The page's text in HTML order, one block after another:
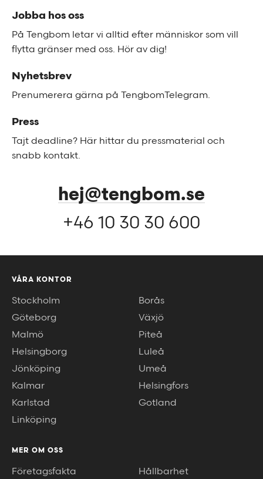
Jobba hos oss
På Tengbom letar vi alltid efter människor som vill
flytta gränser med oss. Hör av dig!
Nyhetsbrev
Prenumerera gärna på TengbomTelegram.
Press
Tajt deadline? Här hittar du pressmaterial och
snabb kontakt.
hej@tengbom.se
+46 10 30 30 600
VÅRA KONTOR
Stockholm
Göteborg
Malmö
Helsingborg
Jönköping
Kalmar
Karlstad
Linköping
Borås
Växjö
Piteå
Luleå
Umeå
Helsingfors
Gotland
MER OM OSS
Företagsfakta Hållbarhet